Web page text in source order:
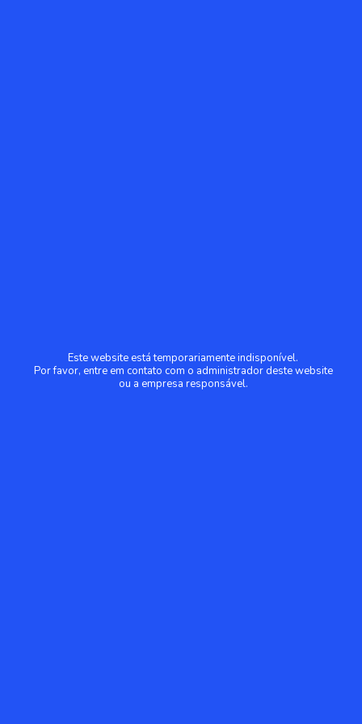
Este website está temporariamente indisponível.
Por favor, entre em contato com o administrador deste website
ou a empresa responsável.